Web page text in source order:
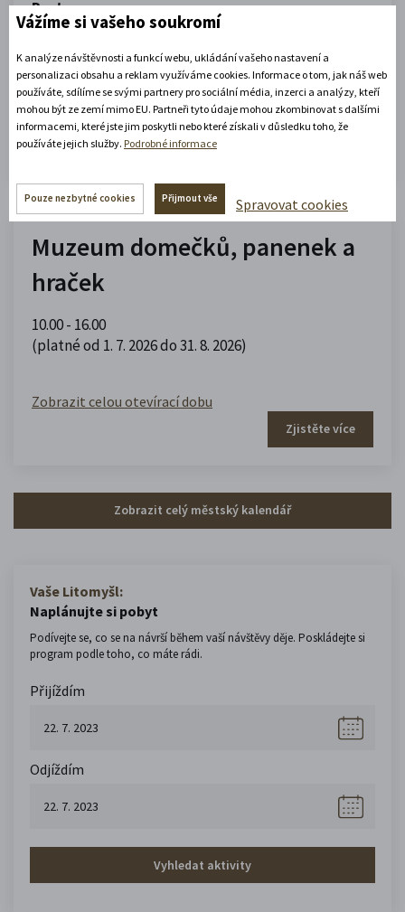
Portmoneum
(platné od 1. 5. 2026 do 30. 9. 2026)
Zobrazit celou otevírací dobu
Muzeum domečků, panenek a
hraček
10.00 - 16.00
(platné od 1. 7. 2026 do 31. 8. 2026)
Zobrazit celou otevírací dobu
Zjistěte více
Zobrazit celý městský kalendář
Vaše Litomyšl:
Naplánujte si pobyt
Podívejte se, co se na návrší během vaší návštěvy děje. Poskládejte si
program podle toho, co máte rádi.
Přijíždím
Odjíždím
Vyhledat aktivity
Vážíme si vašeho soukromí
K analýze návštěvnosti a funkcí webu, ukládání vašeho nastavení a
personalizaci obsahu a reklam využíváme cookies. Informace o tom, jak náš web
používáte, sdílíme se svými partnery pro sociální média, inzerci a analýzy, kteří
mohou být ze zemí mimo EU. Partneři tyto údaje mohou zkombinovat s dalšími
informacemi, které jste jim poskytli nebo které získali v důsledku toho, že
používáte jejich služby. Podrobné informace
Pouze nezbytné cookies Přijmout vše Spravovat cookies